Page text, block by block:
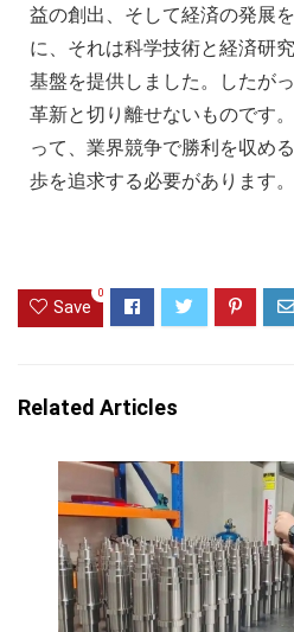
益の創出、そして経済の発展
に、それは科学技術と経済研
基盤を提供しました。したが
革新と切り離せないものです
って、業界競争で勝利を収め
歩を追求する必要があります。
Save
0
Related Articles